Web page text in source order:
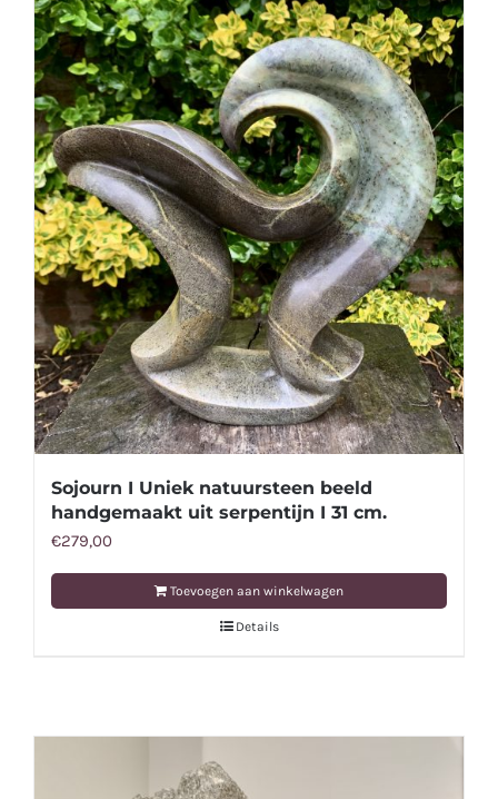
Sojourn I Uniek natuursteen beeld
handgemaakt uit serpentijn I 31 cm.
€279,00
Toevoegen aan winkelwagen
Details